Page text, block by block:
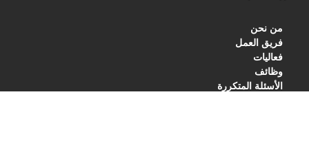
من نحن
فريق العمل
فعاليات
وظائف
الأسئلة المتكررة